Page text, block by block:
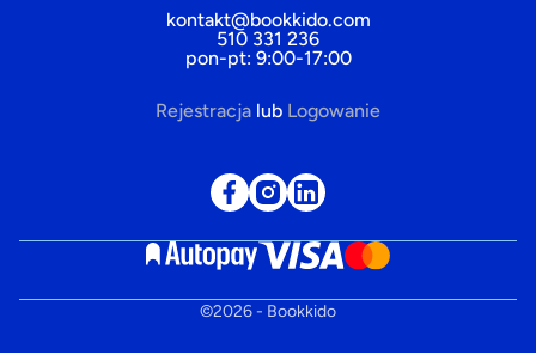
kontakt@bookkido.com
510 331 236
pon-pt: 9:00-17:00
Rejestracja lub Logowanie
©2026- Bookkido